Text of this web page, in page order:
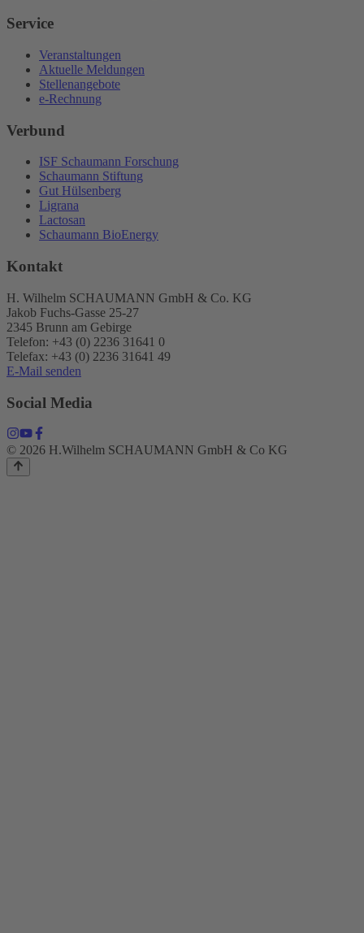
Service
Veranstaltungen
Aktuelle Meldungen
Stellenangebote
e-Rechnung
Verbund
ISF Schaumann Forschung
Schaumann Stiftung
Gut Hülsenberg
Ligrana
Lactosan
Schaumann BioEnergy
Kontakt
H. Wilhelm SCHAUMANN GmbH & Co. KG
Jakob Fuchs-Gasse 25-27
2345 Brunn am Gebirge
Telefon: +43 (0) 2236 31641 0
Telefax: +43 (0) 2236 31641 49
E-Mail senden
Social Media
© 2026 H.Wilhelm SCHAUMANN GmbH & Co KG